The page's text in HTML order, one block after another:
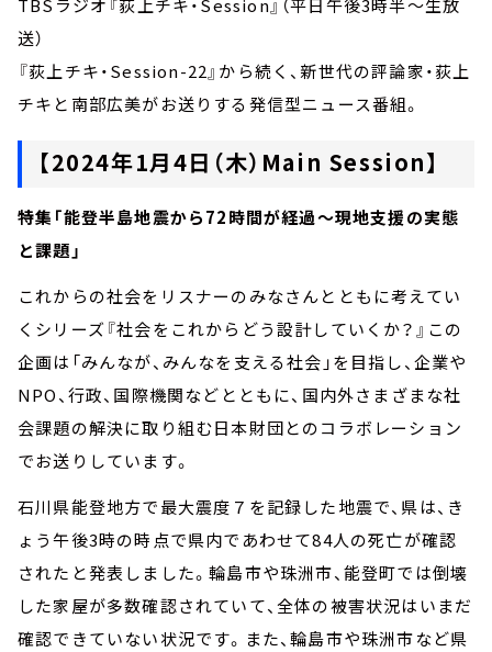
TBSラジオ『荻上チキ・Session』（平日午後3時半～生放
送）
『荻上チキ・Session-22』から続く、新世代の評論家・荻上
チキと南部広美がお送りする発信型ニュース番組。
【2024年1月4日（木）Main Session】
特集「能登半島地震から72時間が経過～現地支援の実態
と課題」
これからの社会をリスナーのみなさんとともに考えてい
くシリーズ『社会をこれからどう設計していくか？』この
企画は「みんなが、みんなを支える社会」を目指し、企業や
NPO、行政、国際機関などとともに、国内外さまざまな社
会課題の解決に取り組む日本財団とのコラボレーション
でお送りしています。
石川県能登地方で最大震度７を記録した地震で、県は、き
ょう午後3時の時点で県内であわせて84人の死亡が確認
されたと発表しました。輪島市や珠洲市、能登町では倒壊
した家屋が多数確認されていて、全体の被害状況はいまだ
確認できていない状況です。また、輪島市や珠洲市など県